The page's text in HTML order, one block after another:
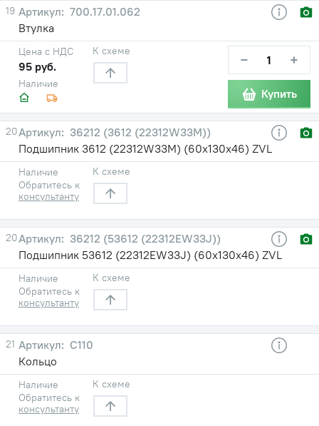
19
700.17.01.062
Втулка
Наличие
Цена с НДС
95 руб.
К схеме − +
Купить
20
36212 (3612 (22312W33M))
Подшипник 3612 (22312W33M) (60х130х46) ZVL
Наличие
Обратитесь к
консультанту
К схеме
20
36212 (53612 (22312EW33J))
Подшипник 53612 (22312EW33J) (60х130х46) ZVL
Наличие
Обратитесь к
консультанту
К схеме
21
С110
Кольцо
Наличие
Обратитесь к
консультанту
К схеме